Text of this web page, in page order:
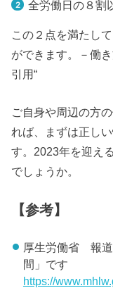
全労働日の８割
この２点を満たし
ができます。－働
引用“
ご自身や周辺の方
れば、まずは正し
す。2023年を迎え
でしょうか。
【参考】
厚生労働省 報
間」です
https://